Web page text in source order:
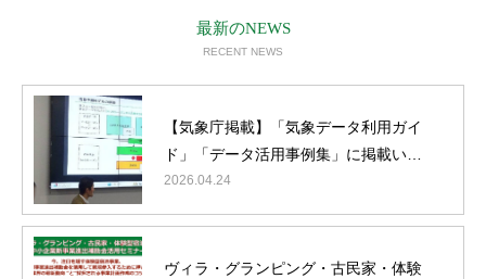
最新のNEWS
RECENT NEWS
【気象庁掲載】「気象データ利用ガイ
ド」「データ活用事例集」に掲載いた
だきました
2026.04.24
ヴィラ・グランピング・古民家・体験